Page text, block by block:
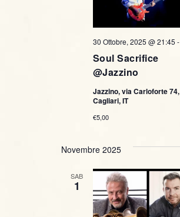
Soul Sacrifice
@Jazzino
30 Ottobre, 2025 @ 21:45 -
Jazzino, via Carloforte 74,
Cagliari, IT
€5,00
Novembre 2025
SAB
1